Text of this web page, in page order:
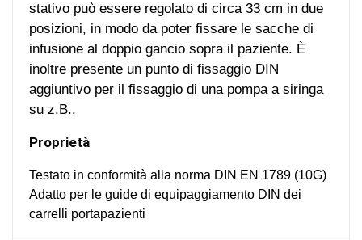
stativo può essere regolato di circa 33 cm in due
posizioni, in modo da poter fissare le sacche di
infusione al doppio gancio sopra il paziente. È
inoltre presente un punto di fissaggio DIN
aggiuntivo per il fissaggio di una pompa a siringa
su z.B..
Proprietà
Testato in conformità alla norma DIN EN 1789 (10G)
Adatto per le guide di equipaggiamento DIN dei
carrelli portapazienti